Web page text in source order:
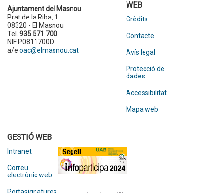
Ajuntament del Masnou
Prat de la Riba, 1
08320 - El Masnou
Tel. 935 571 700
NIF P0811700D
a/e oac@elmasnou.cat
WEB
Crèdits
Contacte
Avís legal
Protecció de
dades
Accessibilitat
Mapa web
GESTIÓ WEB
Intranet
Correu
electrònic web